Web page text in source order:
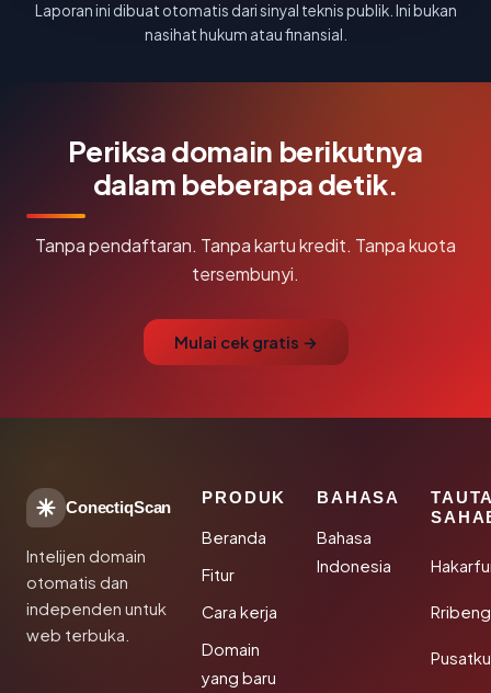
Laporan ini dibuat otomatis dari sinyal teknis publik. Ini bukan
nasihat hukum atau finansial.
Periksa domain berikutnya
dalam beberapa detik.
Tanpa pendaftaran. Tanpa kartu kredit. Tanpa kuota
tersembunyi.
Mulai cek gratis →
ConectiqScan
Intelijen domain
otomatis dan
independen untuk
web terbuka.
PRODUK
Beranda
Fitur
Cara kerja
Domain
yang baru
BAHASA
Bahasa
Indonesia